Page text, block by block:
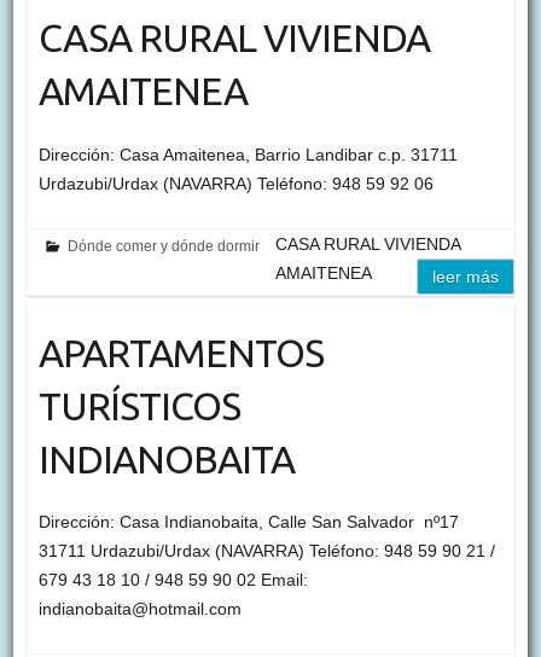
CASA RURAL VIVIENDA
AMAITENEA
Dirección: Casa Amaitenea, Barrio Landibar c.p. 31711
Urdazubi/Urdax (NAVARRA) Teléfono: 948 59 92 06
Dónde comer y dónde dormir
CASA RURAL VIVIENDA
AMAITENEA
leer más
APARTAMENTOS
TURÍSTICOS
INDIANOBAITA
Dirección: Casa Indianobaita, Calle San Salvador nº17
31711 Urdazubi/Urdax (NAVARRA) Teléfono: 948 59 90 21 /
679 43 18 10 / 948 59 90 02 Email:
indianobaita@hotmail.com